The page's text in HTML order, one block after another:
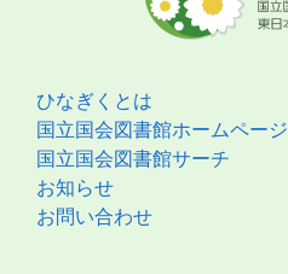
ひなぎくとは
国立国会図書館ホームページ
国立国会図書館サーチ
お知らせ
お問い合わせ